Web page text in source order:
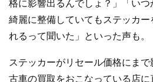
格に影響出るんでしょ？」「い
綺麗に整備していてもステッカ
れるって聞いた」といった声も。
ステッカーがリセール価格にま
古車の買取をおこなっている店に